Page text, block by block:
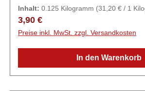
zu Müsli, Haferflocken oder
Sommer in jedem
Inhalt: 0.125 Kilogramm (31,20 € / 1
Regulärer Preis:
3,90 €
Preise inkl. MwSt. zzgl. Versandkosten
In den Warenkorb